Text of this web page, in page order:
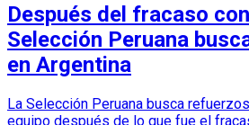
Después del fracaso
Selección Peruana
en Argentina
La Selección Peruana busca
equipo después de lo que fue el